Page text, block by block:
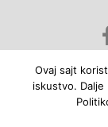
© 2023-
Ovaj sajt
iskustvo.